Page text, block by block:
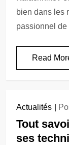
bien dans les
passionnel de
Read
Actualités
Tout
ses